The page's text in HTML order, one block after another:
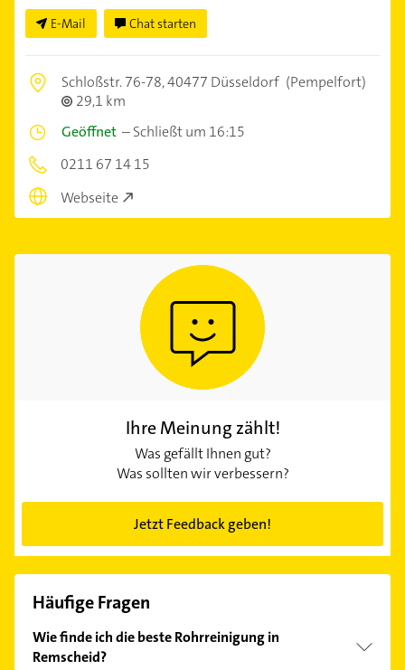
E-Mail Chat starten
Schloßstr. 76-78,40477 Düsseldorf (Pempelfort)
29,1 km
Geöffnet –Schließt um 16:15
0211 67 14 15
Webseite
Ihre Meinung zählt!
Was gefällt Ihnen gut?
Was sollten wir verbessern?
Jetzt Feedback geben!
Häufige Fragen
Wie finde ich die beste Rohrreinigung in
Remscheid?